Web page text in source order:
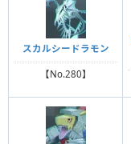
スカルシードラモン
【No.280】